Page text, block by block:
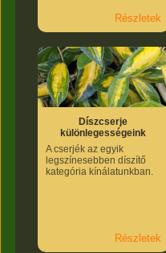
Részletek
Díszcserje
különlegességeink
A cserjék az egyik
legszínesebben díszítő
kategória kínálatunkban.
Részletek